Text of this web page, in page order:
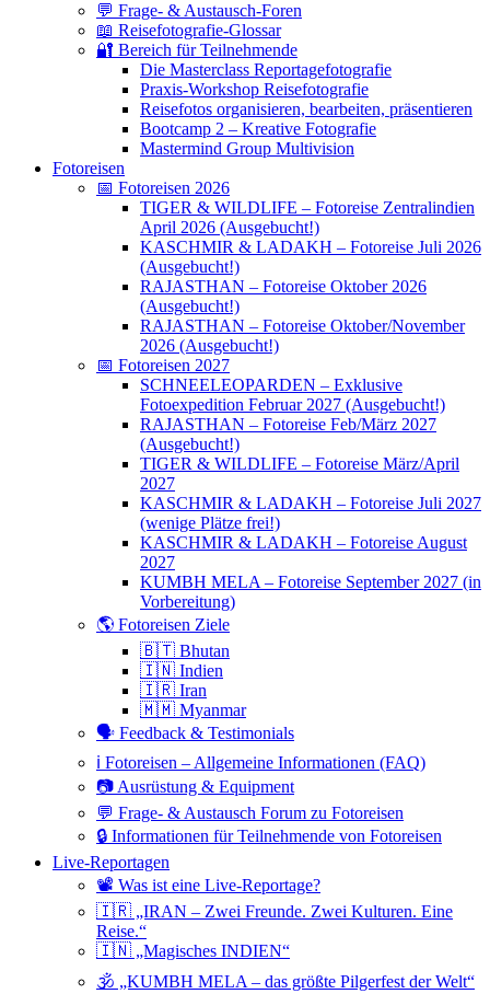
💬 Frage- & Austausch-Foren
📖 Reisefotografie-Glossar
🔐 Bereich für Teilnehmende
Die Masterclass Reportagefotografie
Praxis-Workshop Reisefotografie
Reisefotos organisieren, bearbeiten, präsentieren
Bootcamp 2 – Kreative Fotografie
Mastermind Group Multivision
Fotoreisen
📅 Fotoreisen 2026
TIGER & WILDLIFE – Fotoreise Zentralindien
April 2026 (Ausgebucht!)
KASCHMIR & LADAKH – Fotoreise Juli 2026
(Ausgebucht!)
RAJASTHAN – Fotoreise Oktober 2026
(Ausgebucht!)
RAJASTHAN – Fotoreise Oktober/November
2026 (Ausgebucht!)
📅 Fotoreisen 2027
SCHNEELEOPARDEN – Exklusive
Fotoexpedition Februar 2027 (Ausgebucht!)
RAJASTHAN – Fotoreise Feb/März 2027
(Ausgebucht!)
TIGER & WILDLIFE – Fotoreise März/April
2027
KASCHMIR & LADAKH – Fotoreise Juli 2027
(wenige Plätze frei!)
KASCHMIR & LADAKH – Fotoreise August
2027
KUMBH MELA – Fotoreise September 2027 (in
Vorbereitung)
🌎 Fotoreisen Ziele
🇧🇹 Bhutan
🇮🇳 Indien
🇮🇷 Iran
🇲🇲 Myanmar
🗣 Feedback & Testimonials
ℹ️ Fotoreisen – Allgemeine Informationen (FAQ)
📷 Ausrüstung & Equipment
💬 Frage- & Austausch Forum zu Fotoreisen
🔒 Informationen für Teilnehmende von Fotoreisen
Live-Reportagen
📽 Was ist eine Live-Reportage?
🇮🇷 „IRAN – Zwei Freunde. Zwei Kulturen. Eine
Reise.“
🇮🇳 „Magisches INDIEN“
🕉 „KUMBH MELA – das größte Pilgerfest der Welt“